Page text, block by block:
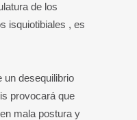
de los
isquiotibiales , es
un desequilibrio
provocará que
mala postura y